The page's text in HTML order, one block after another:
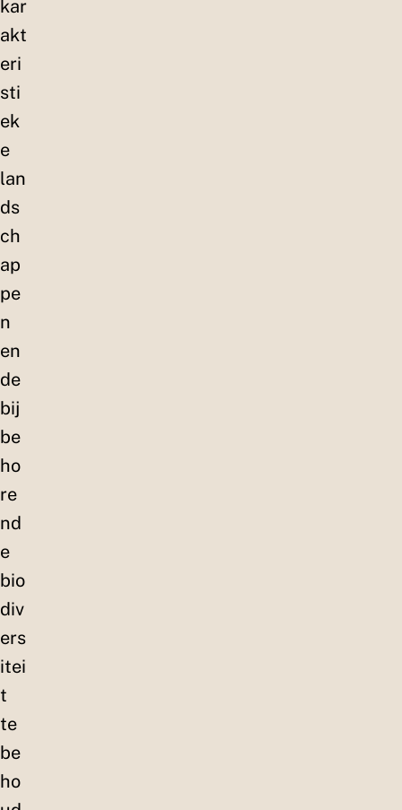
kar
akt
eri
sti
ek
e
lan
ds
ch
ap
pe
n
en
de
bij
be
ho
re
nd
e
bio
div
ers
itei
t
te
be
ho